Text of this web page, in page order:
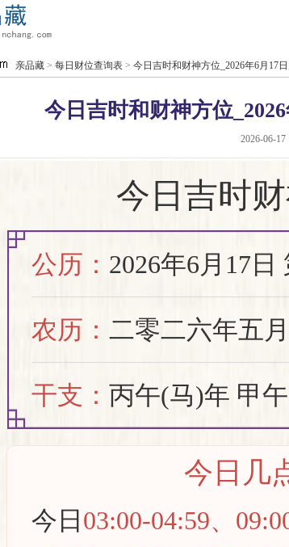
亲品藏 > 每日财位查询表 > 今日吉时和财神方位_2026年6月17
今日吉时和财神方位
2026-06-
今日吉时
公历： 2026年6月17日
农历：二零二六年五
干支：丙午(马)年 甲
今日几
今日 03:00-04:59、